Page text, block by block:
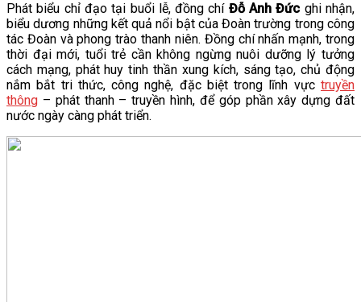
Phát biểu chỉ đạo tại buổi lễ, đồng chí Đỗ Anh Đức ghi nhận,
biểu dương những kết quả nổi bật của Đoàn trường trong công
tác Đoàn và phong trào thanh niên. Đồng chí nhấn mạnh, trong
thời đại mới, tuổi trẻ cần không ngừng nuôi dưỡng lý tưởng
cách mạng, phát huy tinh thần xung kích, sáng tạo, chủ động
nắm bắt tri thức, công nghệ, đặc biệt trong lĩnh vực truyền
thông – phát thanh – truyền hình, để góp phần xây dựng đất
nước ngày càng phát triển.